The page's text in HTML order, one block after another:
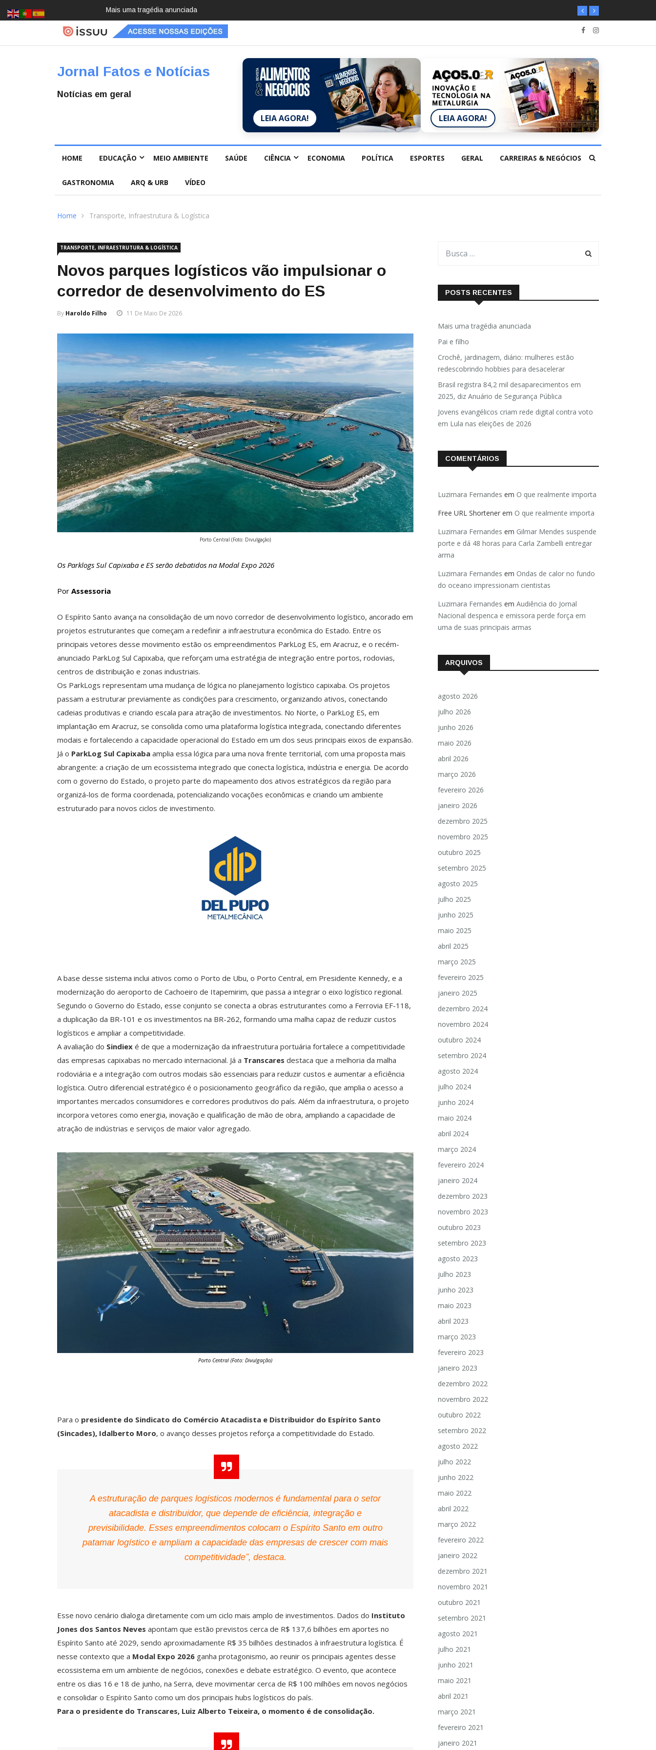
Pai e filho
Jornal Fatos e Notícias
Notícias em geral
LEIA AGORA! LEIA AGORA!
HOME EDUCAÇÃO MEIO AMBIENTE SAÚDE CIÊNCIA ECONOMIA POLÍTICA ESPORTES GERAL CARREIRAS & NEGÓCIOS
GASTRONOMIA ARQ & URB VÍDEO
Home Transporte, Infraestrutura & Logística
TRANSPORTE, INFRAESTRUTURA & LOGÍSTICA
Novos parques logísticos vão impulsionar o
corredor de desenvolvimento do ES
By Haroldo Filho 11 De Maio De 2026
Porto Central (Foto: Divulgação)
Os Parklogs Sul Capixaba e ES serão debatidos na Modal Expo 2026
Por Assessoria
O Espírito Santo avança na consolidação de um novo corredor de desenvolvimento logístico, ancorado em
projetos estruturantes que começam a redefinir a infraestrutura econômica do Estado. Entre os
principais vetores desse movimento estão os empreendimentos ParkLog ES, em Aracruz, e o recém-
anunciado ParkLog Sul Capixaba, que reforçam uma estratégia de integração entre portos, rodovias,
centros de distribuição e zonas industriais.
Os ParkLogs representam uma mudança de lógica no planejamento logístico capixaba. Os projetos
passam a estruturar previamente as condições para crescimento, organizando ativos, conectando
cadeias produtivas e criando escala para atração de investimentos. No Norte, o ParkLog ES, em
implantação em Aracruz, se consolida como uma plataforma logística integrada, conectando diferentes
modais e fortalecendo a capacidade operacional do Estado em um dos seus principais eixos de expansão.
Já o ParkLog Sul Capixaba amplia essa lógica para uma nova frente territorial, com uma proposta mais
abrangente: a criação de um ecossistema integrado que conecta logística, indústria e energia. De acordo
com o governo do Estado, o projeto parte do mapeamento dos ativos estratégicos da região para
organizá-los de forma coordenada, potencializando vocações econômicas e criando um ambiente
estruturado para novos ciclos de investimento.
A base desse sistema inclui ativos como o Porto de Ubu, o Porto Central, em Presidente Kennedy, e a
modernização do aeroporto de Cachoeiro de Itapemirim, que passa a integrar o eixo logístico regional.
Segundo o Governo do Estado, esse conjunto se conecta a obras estruturantes como a Ferrovia EF-118,
a duplicação da BR-101 e os investimentos na BR-262, formando uma malha capaz de reduzir custos
logísticos e ampliar a competitividade.
A avaliação do Sindiex é de que a modernização da infraestrutura portuária fortalece a competitividade
das empresas capixabas no mercado internacional. Já a Transcares destaca que a melhoria da malha
rodoviária e a integração com outros modais são essenciais para reduzir custos e aumentar a eficiência
logística. Outro diferencial estratégico é o posicionamento geográfico da região, que amplia o acesso a
importantes mercados consumidores e corredores produtivos do país. Além da infraestrutura, o projeto
incorpora vetores como energia, inovação e qualificação de mão de obra, ampliando a capacidade de
atração de indústrias e serviços de maior valor agregado.
Porto Central (Foto: Divulgação)
Para o presidente do Sindicato do Comércio Atacadista e Distribuidor do Espírito Santo
(Sincades), Idalberto Moro, o avanço desses projetos reforça a competitividade do Estado.
A estruturação de parques logísticos modernos é fundamental para o setor
atacadista e distribuidor, que depende de eficiência, integração e
previsibilidade. Esses empreendimentos colocam o Espírito Santo em outro
patamar logístico e ampliam a capacidade das empresas de crescer com mais
competitividade”, destaca.
Esse novo cenário dialoga diretamente com um ciclo mais amplo de investimentos. Dados do Instituto
Jones dos Santos Neves apontam que estão previstos cerca de R$ 137,6 bilhões em aportes no
Espírito Santo até 2029, sendo aproximadamente R$ 35 bilhões destinados à infraestrutura logística. É
nesse contexto que a Modal Expo 2026 ganha protagonismo, ao reunir os principais agentes desse
ecossistema em um ambiente de negócios, conexões e debate estratégico. O evento, que acontece
entre os dias 16 e 18 de junho, na Serra, deve movimentar cerca de R$ 100 milhões em novos negócios
e consolidar o Espírito Santo como um dos principais hubs logísticos do país.
Para o presidente do Transcares, Luiz Alberto Teixeira, o momento é de consolidação.
POSTS RECENTES
Mais uma tragédia anunciada
Pai e filho
Crochê, jardinagem, diário: mulheres estão
redescobrindo hobbies para desacelerar
Brasil registra 84,2 mil desaparecimentos em
2025, diz Anuário de Segurança Pública
Jovens evangélicos criam rede digital contra voto
em Lula nas eleições de 2026
COMENTÁRIOS
Luzimara Fernandes em O que realmente importa
Free URL Shortener em O que realmente importa
Luzimara Fernandes em Gilmar Mendes suspende
porte e dá 48 horas para Carla Zambelli entregar
arma
Luzimara Fernandes em Ondas de calor no fundo
do oceano impressionam cientistas
Luzimara Fernandes em Audiência do Jornal
Nacional despenca e emissora perde força em
uma de suas principais armas
ARQUIVOS
agosto 2026
julho 2026
junho 2026
maio 2026
abril 2026
março 2026
fevereiro 2026
janeiro 2026
dezembro 2025
novembro 2025
outubro 2025
setembro 2025
agosto 2025
julho 2025
junho 2025
maio 2025
abril 2025
março 2025
fevereiro 2025
janeiro 2025
dezembro 2024
novembro 2024
outubro 2024
setembro 2024
agosto 2024
julho 2024
junho 2024
maio 2024
abril 2024
março 2024
fevereiro 2024
janeiro 2024
dezembro 2023
novembro 2023
outubro 2023
setembro 2023
agosto 2023
julho 2023
junho 2023
maio 2023
abril 2023
março 2023
fevereiro 2023
janeiro 2023
dezembro 2022
novembro 2022
outubro 2022
setembro 2022
agosto 2022
julho 2022
junho 2022
maio 2022
abril 2022
março 2022
fevereiro 2022
janeiro 2022
dezembro 2021
novembro 2021
outubro 2021
setembro 2021
agosto 2021
julho 2021
junho 2021
maio 2021
abril 2021
março 2021
fevereiro 2021
janeiro 2021